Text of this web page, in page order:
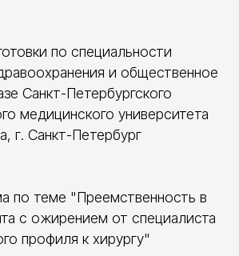
по специальности
и общественное
Санкт-Петербургского
медицинского университета
г. Санкт-Петербург
по теме "Преемственность в
с ожирением от специалиста
профиля к хирургу"